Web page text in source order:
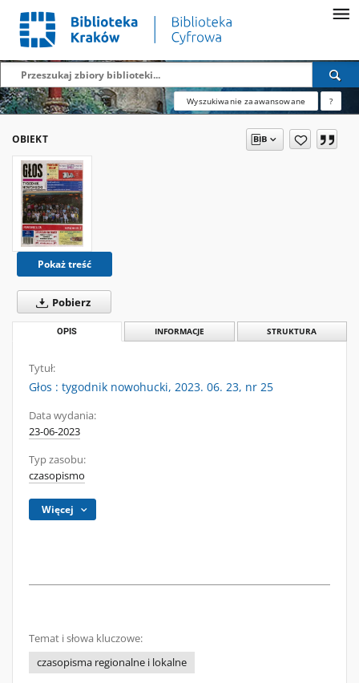
Wyszukiwanie zaawansowane ?
OBIEKT
Pokaż treść
Pobierz
OPIS INFORMACJE STRUKTURA
Tytuł:
Głos : tygodnik nowohucki, 2023. 06. 23, nr 25
Data wydania:
23-06-2023
Typ zasobu:
czasopismo
Więcej
Temat i słowa kluczowe:
czasopisma regionalne i lokalne